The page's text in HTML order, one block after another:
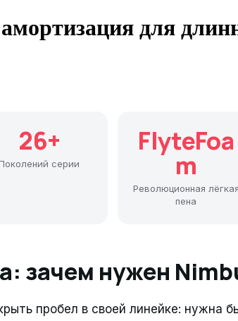
для
26+
серии
FlyteFoa
m
Революционная лёгкая
пена
зачем нужен
пробел в своей линейке: нужна